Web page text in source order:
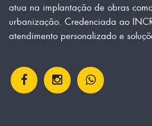
atua na implantação de obras
urbanização. Credenciada ao
atendimento personalizado e